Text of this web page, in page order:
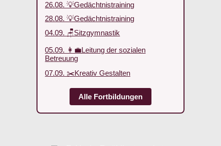
26.08. 💡Gedächtnistraining
28.08. 💡Gedächtnistraining
04.09. 🪑Sitzgymnastik
05.09. 👩‍💼Leitung der sozialen
Betreuung
07.09. ✂️Kreativ Gestalten
Alle Fortbildungen